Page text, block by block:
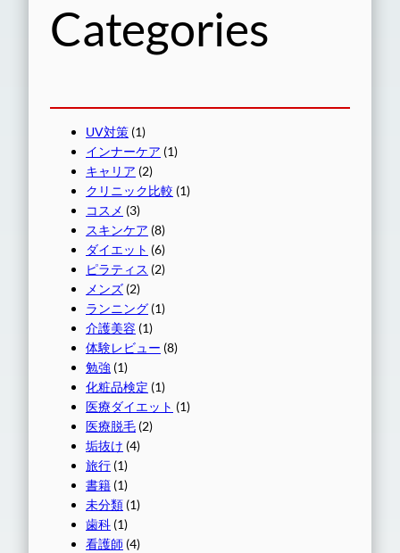
Categories
UV対策 (1)
インナーケア (1)
キャリア (2)
クリニック比較 (1)
コスメ (3)
スキンケア (8)
ダイエット (6)
ピラティス (2)
メンズ (2)
ランニング (1)
介護美容 (1)
体験レビュー (8)
勉強 (1)
化粧品検定 (1)
医療ダイエット (1)
医療脱毛 (2)
垢抜け (4)
旅行 (1)
書籍 (1)
未分類 (1)
歯科 (1)
看護師 (4)